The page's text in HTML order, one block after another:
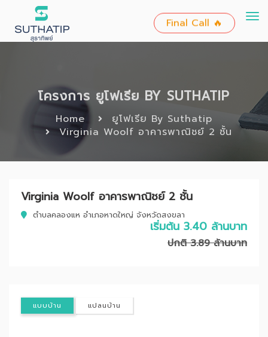
Final Call 🔥
โครงการ ยูโฟเรีย BY SUTHATIP
Home
ยูโฟเรีย By Suthatip
Virginia Woolf อาคารพาณิชย์ 2 ชั้น
Virginia Woolf อาคารพาณิชย์ 2 ชั้น
ตำบลคลองแห อำเภอหาดใหญ่ จังหวัดสงขลา
เริ่มต้น 3.40 ล้านบาท
ปกติ 3.89 ล้านบาท
แบบบ้าน แปลนบ้าน